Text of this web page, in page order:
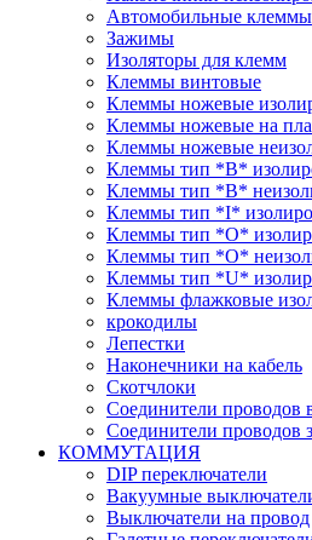
Автомобильные клеммы
Зажимы
Изоляторы для клемм
Клеммы винтовые
Клеммы ножевые
Клеммы ножевые на
Клеммы ножевые
Клеммы тип *B*
Клеммы тип *B*
Клеммы тип *I*
Клеммы тип *O*
Клеммы тип *O*
Клеммы тип *U*
Клеммы флажковые
крокодилы
Лепестки
Наконечники на кабель
Скотчлоки
Соединители проводов
Соединители проводов
КОММУТАЦИЯ
DIP переключатели
Вакуумные
Выключатели на провод